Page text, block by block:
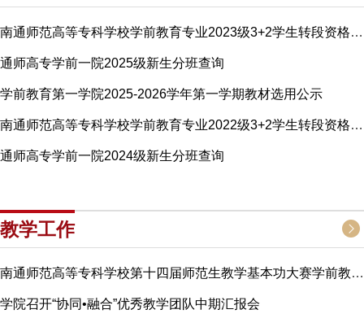
南通师范高等专科学校学前教育专业2023级3+2学生转段资格审查结果公示
通师高专学前一院2025级新生分班查询
学前教育第一学院2025-2026学年第一学期教材选用公示
南通师范高等专科学校学前教育专业2022级3+2学生转段资格审查结果公示
通师高专学前一院2024级新生分班查询
教学工作
南通师范高等专科学校第十四届师范生教学基本功大赛学前教育第一学院分赛点比赛圆满落幕
学院召开“协同•融合”优秀教学团队中期汇报会